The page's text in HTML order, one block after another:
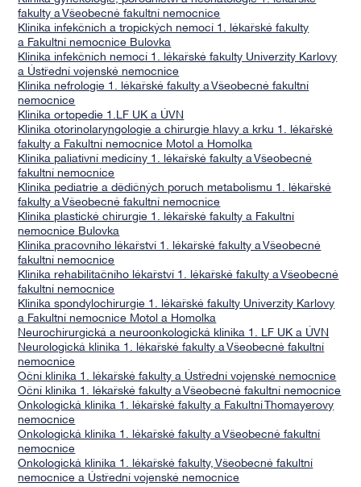
fakulty a Všeobecné fakultní nemocnice
Klinika infekčních a tropických nemocí 1. lékařské fakulty
a Fakultní nemocnice Bulovka
Klinika infekčních nemocí 1. lékařské fakulty Univerzity Karlovy
a Ústřední vojenské nemocnice
Klinika nefrologie 1. lékařské fakulty a Všeobecné fakultní
nemocnice
Klinika ortopedie 1.LF UK a ÚVN
Klinika otorinolaryngologie a chirurgie hlavy a krku 1. lékařské
fakulty a Fakultní nemocnice Motol a Homolka
Klinika paliativní medicíny 1. lékařské fakulty a Všeobecné
fakultní nemocnice
Klinika pediatrie a dědičných poruch metabolismu 1. lékařské
fakulty a Všeobecné fakultní nemocnice
Klinika plastické chirurgie 1. lékařské fakulty a Fakultní
nemocnice Bulovka
Klinika pracovního lékařství 1. lékařské fakulty a Všeobecné
fakultní nemocnice
Klinika rehabilitačního lékařství 1. lékařské fakulty a Všeobecné
fakultní nemocnice
Klinika spondylochirurgie 1. lékařské fakulty Univerzity Karlovy
a Fakultní nemocnice Motol a Homolka
Neurochirurgická a neuroonkologická klinika 1. LF UK a ÚVN
Neurologická klinika 1. lékařské fakulty a Všeobecné fakultní
nemocnice
Oční klinika 1. lékařské fakulty a Ústřední vojenské nemocnice
Oční klinika 1. lékařské fakulty a Všeobecné fakultní nemocnice
Onkologická klinika 1. lékařské fakulty a Fakultní Thomayerovy
nemocnice
Onkologická klinika 1. lékařské fakulty a Všeobecné fakultní
nemocnice
Onkologická klinika 1. lékařské fakulty, Všeobecné fakultní
nemocnice a Ústřední vojenské nemocnice